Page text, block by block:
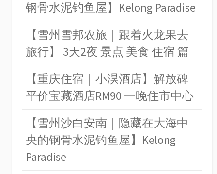
钢骨水泥钓鱼屋】Kelong Paradise
【雪州雪邦农旅｜跟着火龙果去
旅行】 3天2夜 景点 美食 住宿 篇
【重庆住宿｜小淏酒店】解放碑
平价宝藏酒店RM90 一晚住市中心
【雪州沙白安南｜隐藏在大海中
央的钢骨水泥钓鱼屋】Kelong
Paradise